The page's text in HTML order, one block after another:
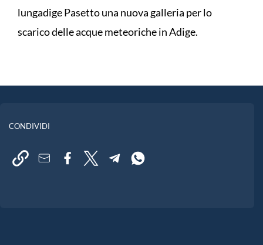
lungadige Pasetto una nuova galleria per lo
scarico delle acque meteoriche in Adige.
CONDIVIDI